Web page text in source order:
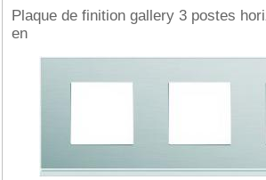
Plaque de finition gallery 3 postes
en